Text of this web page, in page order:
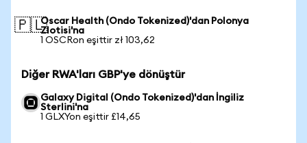
🇵🇱Oscar Health (Ondo Tokenized)'dan Polonya
Zlotisi'na
1 OSCRon eşittir zł 103,62
Diğer RWA'ları GBP'ye dönüştür
Galaxy Digital (Ondo Tokenized)'dan İngiliz
Sterlini'na
1 GLXYon eşittir £14,65